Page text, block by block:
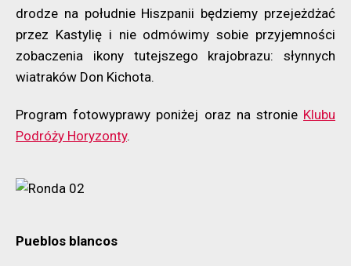
drodze na południe Hiszpanii będziemy przejeżdżać
przez Kastylię i nie odmówimy sobie przyjemności
zobaczenia ikony tutejszego krajobrazu: słynnych
wiatraków Don Kichota.
Program fotowyprawy poniżej oraz na stronie Klubu
Podróży Horyzonty.
Pueblos blancos